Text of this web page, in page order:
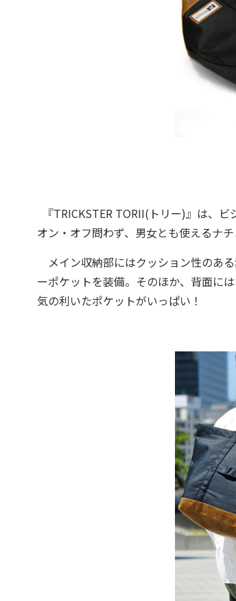
『TRICKSTER TORII(トリー)』は、
オン・オフ問わず、男女とも使えるナ
メイン収納部にはクッション性のあ
ーポケットを装備。そのほか、背面に
気の利いたポケットがいっぱい！